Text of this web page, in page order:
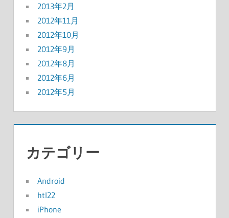
2013年2月
2012年11月
2012年10月
2012年9月
2012年8月
2012年6月
2012年5月
カテゴリー
Android
htl22
iPhone